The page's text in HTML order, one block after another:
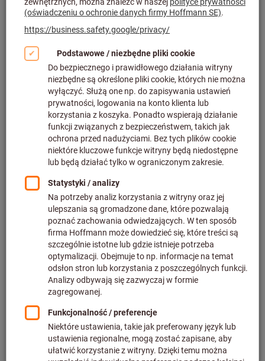
Kliknij, aby powiększyć obraz
Cena za 1 Sztuka
plus podatek VAT w obowiązującej wysokości
dostawy
Indywidualne ceny dla klientów biznesowych po
zalogowaniu.